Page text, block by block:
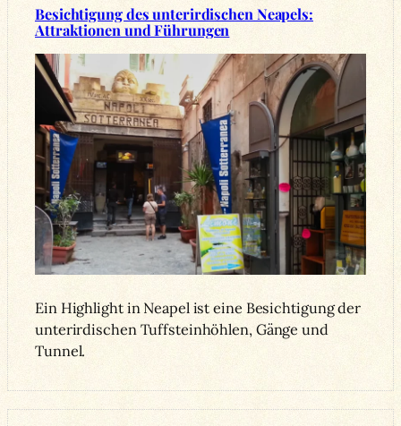
Besichtigung des unterirdischen Neapels:
Attraktionen und Führungen
Ein Highlight in Neapel ist eine Besichtigung der
unterirdischen Tuffsteinhöhlen, Gänge und
Tunnel.